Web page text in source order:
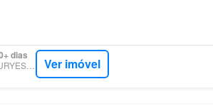
dias
LUXURYESTATE Ver imóvel